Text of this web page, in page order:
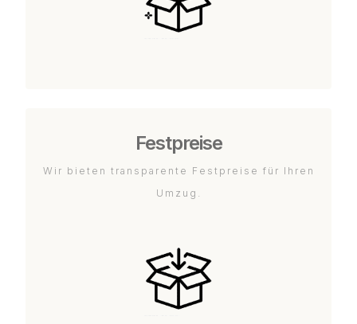
Festpreise
Wir bieten transparente Festpreise für Ihren
Umzug.